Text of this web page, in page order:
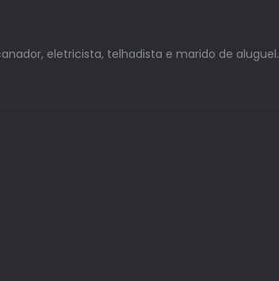
eletricista, telhadista e marido de aluguel.